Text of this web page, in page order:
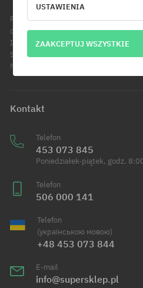
Podanie adresu e-mail jest
otrzymywanie informacji handlowych
Informujemy, że administratorem
Sport Distribution sp. z o.o. z siedzibą
Modlniczce. Dowiedz się więcej o
Kontakt
Telefon
453 073 845
Poniedziałek-piątek, godz.
Telefon
506 000 141
Telefon
(українською мовою)
+48 453 073 844
E-mail
info@supersklep.pl
USTAWIENIA
ZAAKCEPTUJ WSZYSTKIE